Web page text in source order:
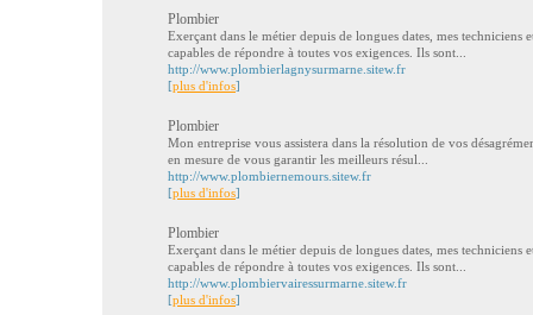
Plombier
Exerçant dans le métier depuis de longues dates, mes techniciens
capables de répondre à toutes vos exigences. Ils sont...
http://www.plombierlagnysurmarne.sitew.fr
[plus d'infos]
Plombier
Mon entreprise vous assistera dans la résolution de vos
en mesure de vous garantir les meilleurs résul...
http://www.plombiernemours.sitew.fr
[plus d'infos]
Plombier
Exerçant dans le métier depuis de longues dates, mes techniciens
capables de répondre à toutes vos exigences. Ils sont...
http://www.plombiervairessurmarne.sitew.fr
[plus d'infos]